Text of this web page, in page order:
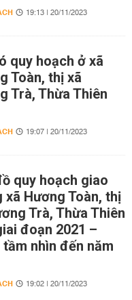
19:13 | 20/11/2023
quy hoạch ở xã
Toàn, thị xã
Trà, Thừa Thiên
19:07 | 20/11/2023
quy hoạch giao
xã Hương Toàn, thị
Trà, Thừa Thiên
đoạn 2021 –
tầm nhìn đến năm
19:02 | 20/11/2023